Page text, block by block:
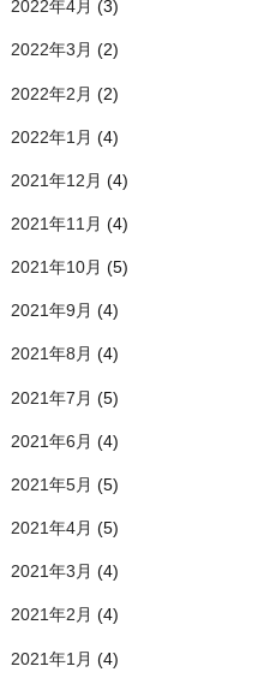
2022年4月 (3)
2022年3月 (2)
2022年2月 (2)
2022年1月 (4)
2021年12月 (4)
2021年11月 (4)
2021年10月 (5)
2021年9月 (4)
2021年8月 (4)
2021年7月 (5)
2021年6月 (4)
2021年5月 (5)
2021年4月 (5)
2021年3月 (4)
2021年2月 (4)
2021年1月 (4)